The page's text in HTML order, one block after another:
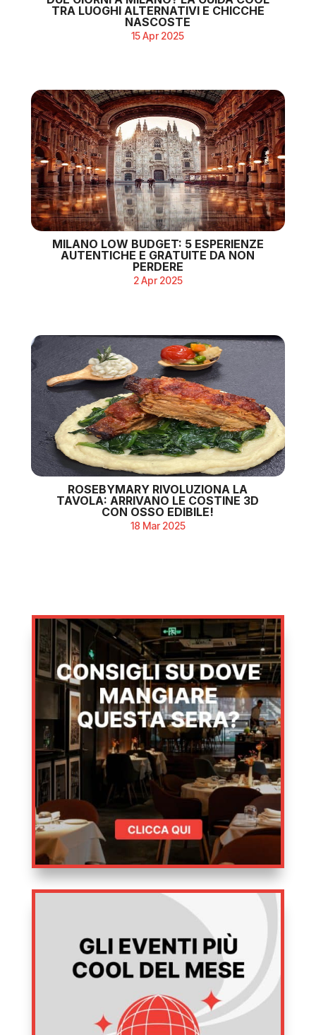
TRA LUOGHI ALTERNATIVI E CHICCHE
NASCOSTE
15 Apr 2025
MILANO LOW BUDGET: 5 ESPERIENZE
AUTENTICHE E GRATUITE DA NON
PERDERE
2 Apr 2025
ROSEBYMARY RIVOLUZIONA LA
TAVOLA: ARRIVANO LE COSTINE 3D
CON OSSO EDIBILE!
18 Mar 2025